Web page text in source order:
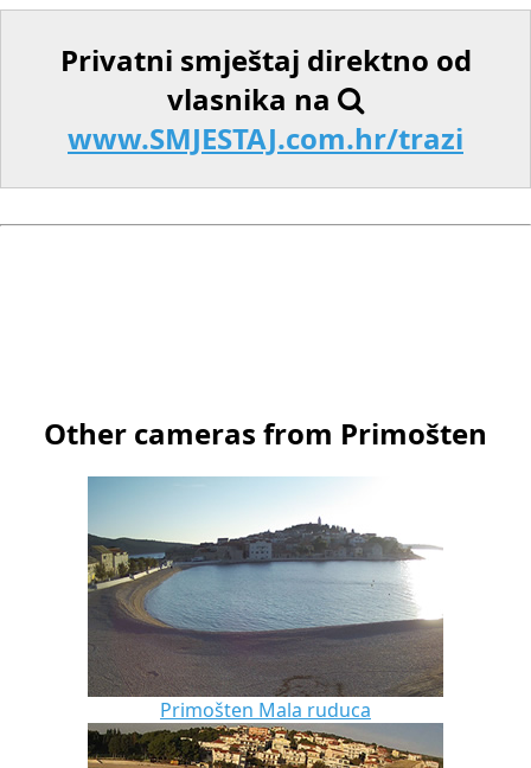
Privatni smještaj direktno od
vlasnika na
www.SMJESTAJ.com.hr/trazi
Other cameras from Primošten
Primošten Mala ruduca